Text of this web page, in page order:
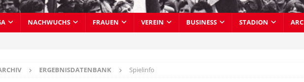
NACHWUCHS FRAUEN VEREIN BUSINESS STADION
ERGEBNISDATENBANK Spielinfo